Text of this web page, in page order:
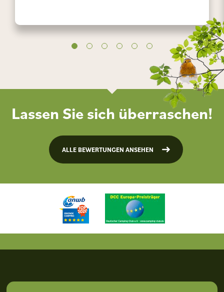
Lassen Sie sich überraschen!
ALLE BEWERTUNGEN ANSEHEN